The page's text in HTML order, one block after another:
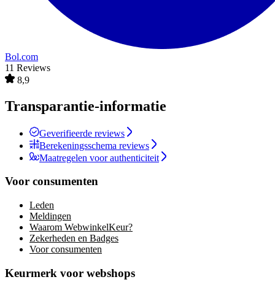
Bol.com
11 Reviews
8,9
Transparantie-informatie
Geverifieerde reviews
Berekeningsschema reviews
Maatregelen voor authenticiteit
Voor consumenten
Leden
Meldingen
Waarom WebwinkelKeur?
Zekerheden en Badges
Voor consumenten
Keurmerk voor webshops